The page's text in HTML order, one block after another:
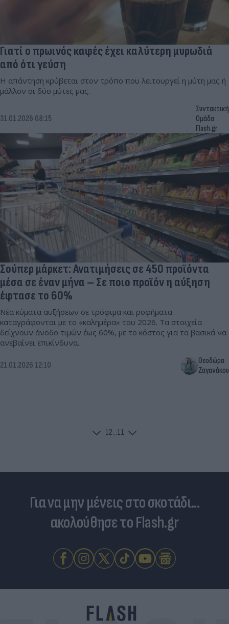
Γιατί ο πρωινός καφές έχει καλύτερη μυρωδιά
από ότι γεύση
Η απάντηση κρύβεται στον τρόπο που λειτουργεί η μύτη μας ή
μάλλον οι δύο μύτες μας.
31.01.2026 08:15
Συντακτική
Ομάδα
Flash.gr
Σούπερ μάρκετ: Ανατιμήσεις σε 450 προϊόντα
μέσα σε έναν μήνα – Σε ποιο προϊόν η αύξηση
έφτασε το 60%
Νέα κύματα αυξήσεων σε τρόφιμα και ροφήματα
καταγράφονται με το «καλημέρα» του 2026. Τα στοιχεία
δείχνουν άνοδο τιμών έως 60%, με το κόστος για τα βασικά να
ανεβαίνει επικίνδυνα.
21.01.2026 12:10
Θεοδώρα
Ζαγανάκου
12...11
Για να μην μένεις στο σκοτάδι...
ακολούθησε το Flash.gr